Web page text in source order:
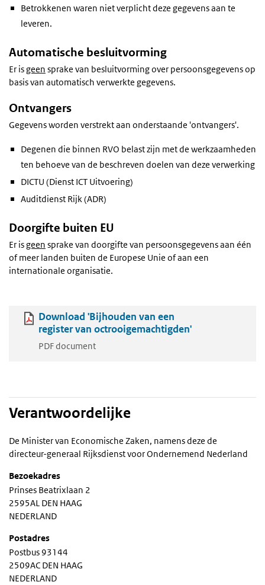
Betrokkenen waren niet verplicht deze gegevens aan te
leveren.
Automatische besluitvorming
Er isgeen sprake van besluitvorming over persoonsgegevens op
basis van automatisch verwerkte gegevens.
Ontvangers
Gegevens worden verstrekt aan onderstaande 'ontvangers'.
Degenen die binnen RVO belast zijn met de werkzaamheden
ten behoeve van de beschreven doelen van deze verwerking
DICTU (Dienst ICT Uitvoering)
Auditdienst Rijk (ADR)
Doorgifte buiten EU
Er isgeen sprake van doorgifte van persoonsgegevens aan één
of meer landen buiten de Europese Unie of aan een
internationale organisatie.
Download 'Bijhouden van een
register van octrooigemachtigden'
PDF document
Verantwoordelijke
De Minister van Economische Zaken, namens deze de
directeur-generaal Rijksdienst voor Ondernemend Nederland
Bezoekadres
Prinses Beatrixlaan 2
2595AL DEN HAAG
NEDERLAND
Postadres
Postbus 93144
2509AC DEN HAAG
NEDERLAND